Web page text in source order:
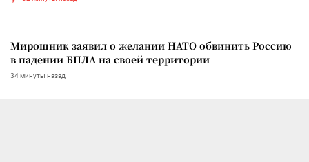
Мирошник заявил о желании НАТО обвинить Россию
в падении БПЛА на своей территории
34 минуты назад